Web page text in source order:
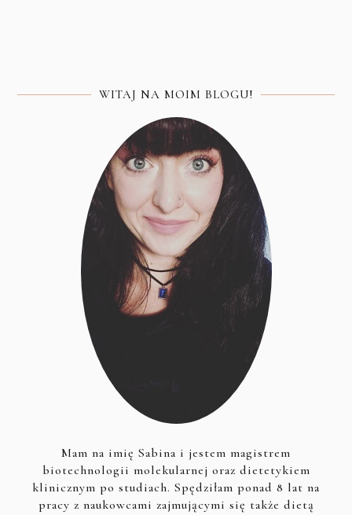
WITAJ NA MOIM BLOGU!
Mam na imię Sabina i jestem magistrem
biotechnologii molekularnej oraz dietetykiem
klinicznym po studiach. Spędziłam ponad 8 lat na
pracy z naukowcami zajmującymi się także dietą